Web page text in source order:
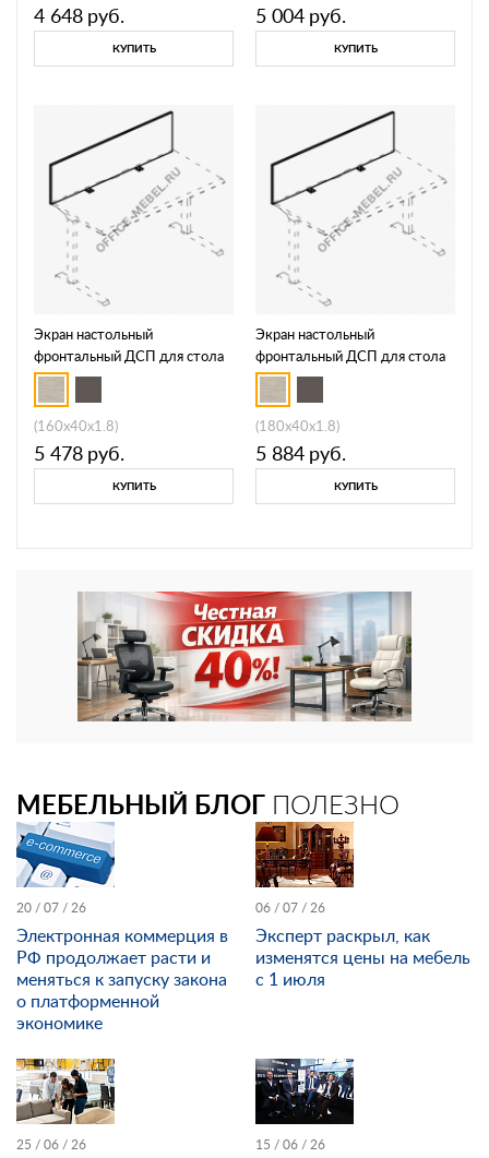
4 648 руб.
КУПИТЬ
5 004 руб.
КУПИТЬ
Экран настольный
фронтальный ДСП для стола
МР А 815
(160x40x1.8)
5 478 руб.
КУПИТЬ
Экран настольный
фронтальный ДСП для стола
МР А 816
(180x40x1.8)
5 884 руб.
КУПИТЬ
МЕБЕЛЬНЫЙ БЛОГ ПОЛЕЗНО
20 / 07 / 26
Электронная коммерция в
РФ продолжает расти и
меняться к запуску закона
о платформенной
экономике
06 / 07 / 26
Эксперт раскрыл, как
изменятся цены на мебель
с 1 июля
25 / 06 / 26 15 / 06 / 26